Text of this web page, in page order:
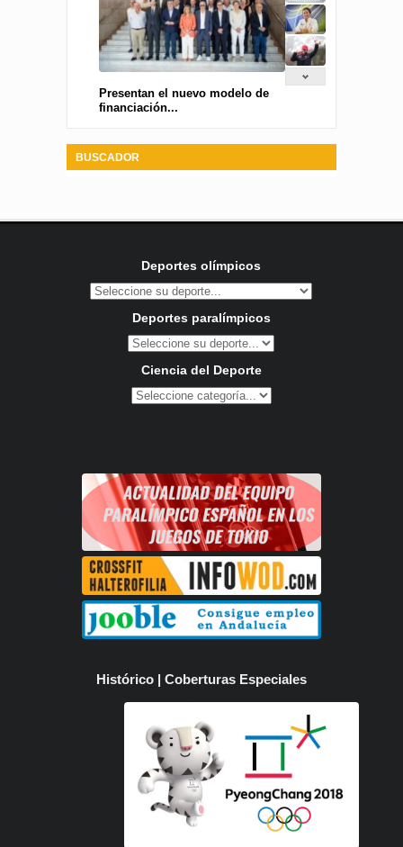
Presentan el nuevo modelo de
financiación...
BUSCADOR
Deportes olímpicos
Deportes paralímpicos
Ciencia del Deporte
Histórico | Coberturas Especiales